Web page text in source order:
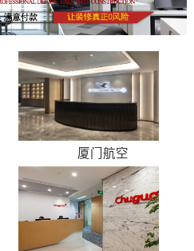
厦门航空